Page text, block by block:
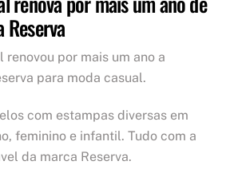
Reserva
renovou por mais um ano a
para moda casual.
com estampas diversas em
feminino e infantil. Tudo com a
da marca Reserva.